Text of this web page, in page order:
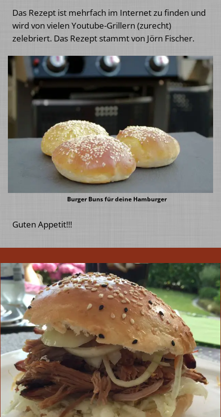
Das Rezept ist mehrfach im Internet zu finden und
wird von vielen Youtube-Grillern (zurecht)
zelebriert. Das Rezept stammt von Jörn Fischer.
Burger Buns für deine Hamburger
Guten Appetit!!!